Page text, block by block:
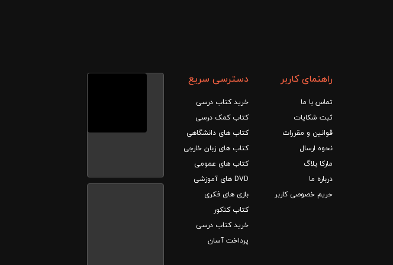
راهنمای کاربر
تماس با ما
ثبت شکایات
قوانین و مقررات
نحوه ارسال
مارکا بلاگ
درباره ما
حریم خصوصی کاربر
دسترسی سریع
خرید کتاب درسی
کتاب کمک درسی
کتاب های دانشگاهی
کتاب های زبان خارجی
کتاب های عمومی
DVD های آموزشی
بازی های فکری
کتاب کنکور
خرید کتاب درسی
پرداخت آسان